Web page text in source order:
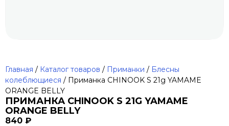
Главная / Каталог товаров / Приманки / Блесны
колеблющиеся / Приманка CHINOOK S 21g YAMAME
ORANGE BELLY
ПРИМАНКА CHINOOK S 21G YAMAME
ORANGE BELLY
840 ₽